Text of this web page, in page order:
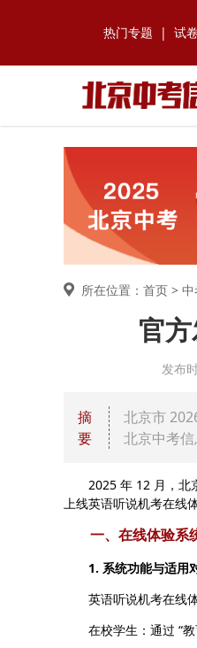
热门专题 | 试
所在位置：首页 >
官
发布
摘
要
北京市
北京中考
2025 年 12 月，北京
上线英语听说机考在线
一、在线体验系
1. 系统功能与适用
英语听说机考在线体
在校学生：通过 “教